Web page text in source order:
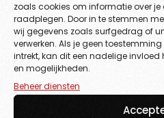
zoals cookies om informatie over
raadplegen. Door in te stemmen
wij gegevens zoals surfgedrag of
verwerken. Als je geen
intrekt, kan dit een nadelige
en mogelijkheden.
Beheer diensten
GET